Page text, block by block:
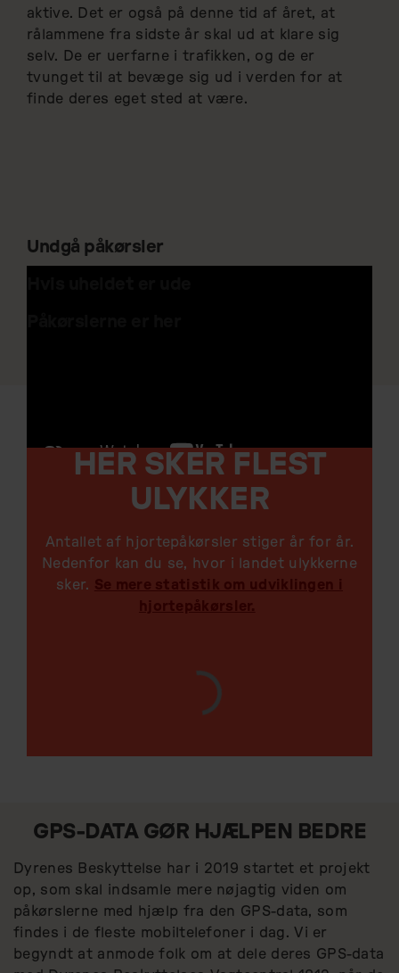
aktive. Det er også på denne tid af året, at
rålammene fra sidste år skal ud at klare sig
selv. De er uerfarne i trafikken, og de er
tvunget til at bevæge sig ud i verden for at
finde deres eget sted at være.
Undgå påkørsler
HER SKER FLEST
ULYKKER
Antallet af hjortepåkørsler stiger år for år.
Nedenfor kan du se, hvor i landet ulykkerne
sker. Se mere statistik om udviklingen i
hjortepåkørsler.
GPS-DATA GØR HJÆLPEN BEDRE
Dyrenes Beskyttelse har i 2019 startet et projekt
op, som skal indsamle mere nøjagtig viden om
påkørslerne med hjælp fra den GPS-data, som
findes i de fleste mobiltelefoner i dag. Vi er
begyndt at anmode folk om at dele deres GPS-data